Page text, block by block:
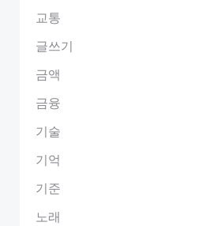
교통
글쓰기
금액
금융
기술
기억
기준
노래